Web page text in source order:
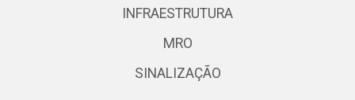
INFRAESTRUTURA
MRO
SINALIZAÇÃO